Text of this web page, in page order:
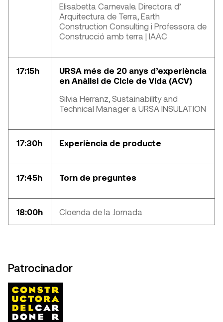
Elisabetta Carnevale. Directora d’
Arquitectura de Terra, Earth
Construction Consulting i Professora de
Construcció amb terra | IAAC
17:15h
URSA més de 20 anys d’experiència
en Anàlisi de Cicle de Vida (ACV)
Silvia Herranz, Sustainability and
Technical Manager a URSA INSULATION
17:30h Experiència de producte
17:45h Torn de preguntes
18:00h Cloenda de la Jornada
Patrocinador